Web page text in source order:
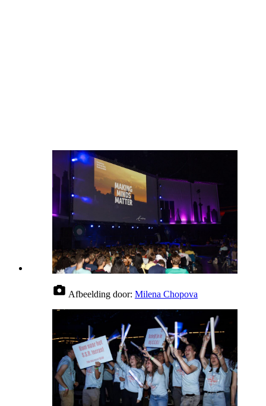
Afbeelding door: Milena Chopova